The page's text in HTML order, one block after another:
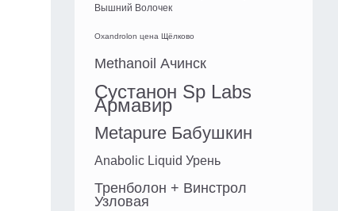
Вышний Волочек
Oxandrolon цена Щёлково
Methanoil Ачинск
Сустанон Sp Labs
Армавир
Metapure Бабушкин
Anabolic Liquid Урень
Тренболон + Винстрол
Узловая